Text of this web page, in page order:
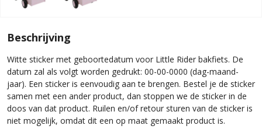
Beschrijving
Witte sticker met geboortedatum voor Little Rider bakfiets. De
datum zal als volgt worden gedrukt: 00-00-0000 (dag-maand-
jaar). Een sticker is eenvoudig aan te brengen. Bestel je de sticker
samen met een ander product, dan stoppen we de sticker in de
doos van dat product. Ruilen en/of retour sturen van de sticker is
niet mogelijk, omdat dit een op maat gemaakt product is.